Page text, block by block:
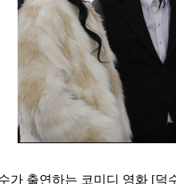
가 출연하는 코미디 영화 [덕